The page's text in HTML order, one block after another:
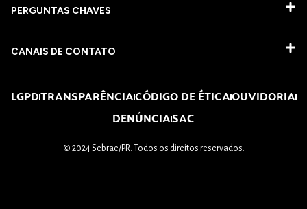
PERGUNTAS CHAVES​
CANAIS DE CONTATO
LGPDTRANSPARÊNCIACÓDIGO DE ÉTICAOUVIDORIA
DENÚNCIASAC
© 2024 Sebrae/PR. Todos os direitos reservados.